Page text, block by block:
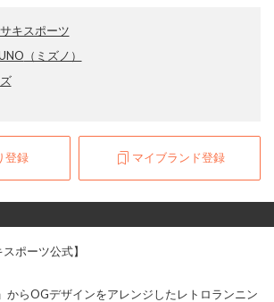
キスポーツ
（ミズノ）
登録 マイブランド登録
ポーツ公式】
からOGデザインをアレンジしたレトロランニン